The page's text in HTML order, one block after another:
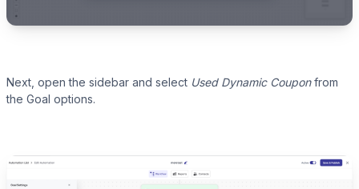
Next, open the sidebar and select Used Dynamic Couponfrom
the Goal options.